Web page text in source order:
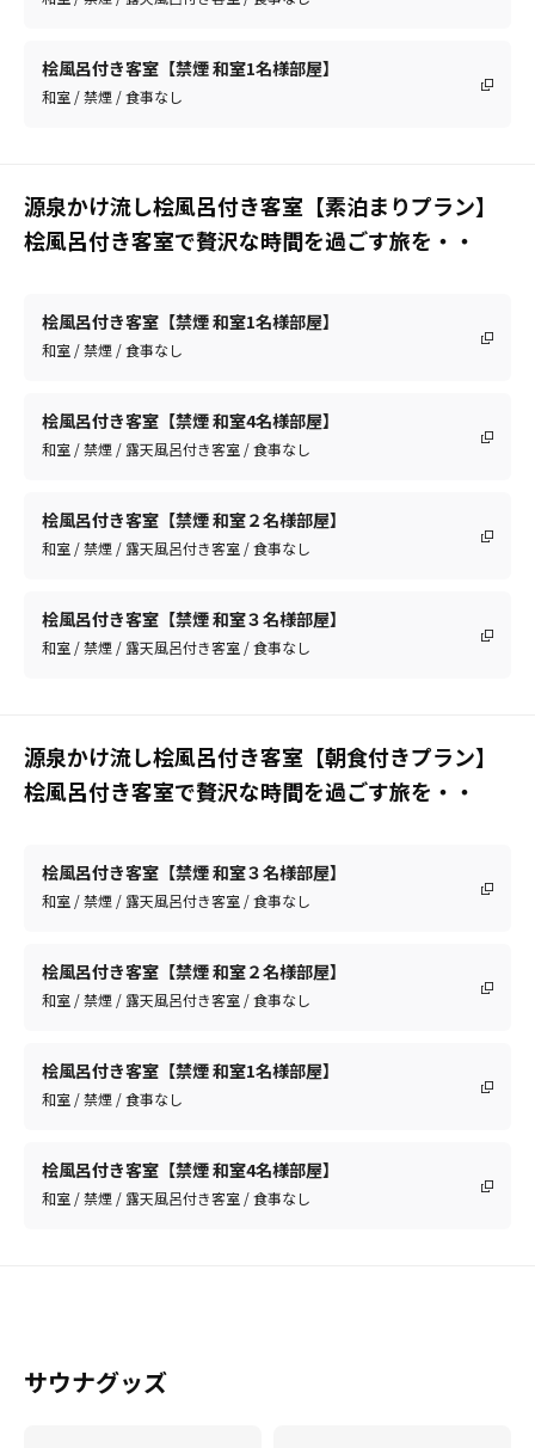
桧風呂付き客室【禁煙 和室1名様部屋】
和室 / 禁煙 / 食事なし
源泉かけ流し桧風呂付き客室【素泊まりプラン】
桧風呂付き客室で贅沢な時間を過ごす旅を・・
桧風呂付き客室【禁煙 和室1名様部屋】
和室 / 禁煙 / 食事なし
桧風呂付き客室【禁煙 和室4名様部屋】
和室 / 禁煙 / 露天風呂付き客室 / 食事なし
桧風呂付き客室【禁煙 和室２名様部屋】
和室 / 禁煙 / 露天風呂付き客室 / 食事なし
桧風呂付き客室【禁煙 和室３名様部屋】
和室 / 禁煙 / 露天風呂付き客室 / 食事なし
源泉かけ流し桧風呂付き客室【朝食付きプラン】
桧風呂付き客室で贅沢な時間を過ごす旅を・・
桧風呂付き客室【禁煙 和室３名様部屋】
和室 / 禁煙 / 露天風呂付き客室 / 食事なし
桧風呂付き客室【禁煙 和室２名様部屋】
和室 / 禁煙 / 露天風呂付き客室 / 食事なし
桧風呂付き客室【禁煙 和室1名様部屋】
和室 / 禁煙 / 食事なし
桧風呂付き客室【禁煙 和室4名様部屋】
和室 / 禁煙 / 露天風呂付き客室 / 食事なし
サウナグッズ